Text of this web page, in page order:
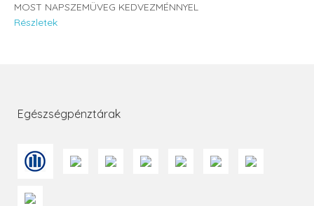
MOST NAPSZEMÜVEG KEDVEZMÉNNYEL
Részletek
Egészségpénztárak